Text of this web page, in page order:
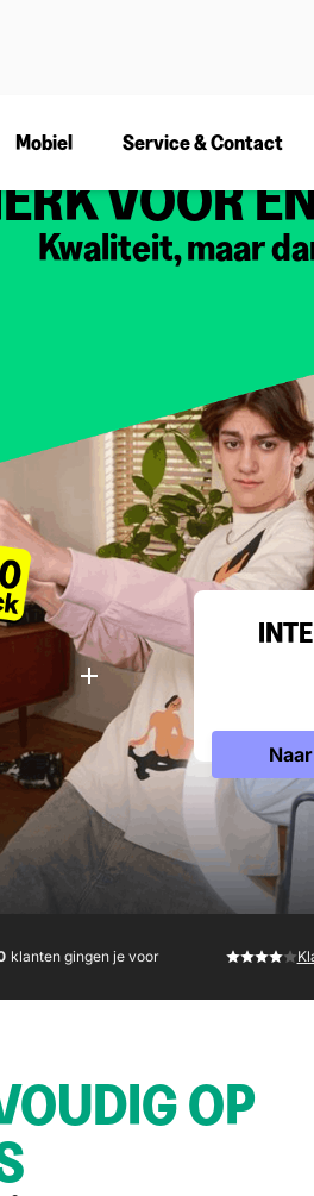
Mobiel Service & Contact
VOOR
Kwaliteit, maar
klanten gingen je voor
OP